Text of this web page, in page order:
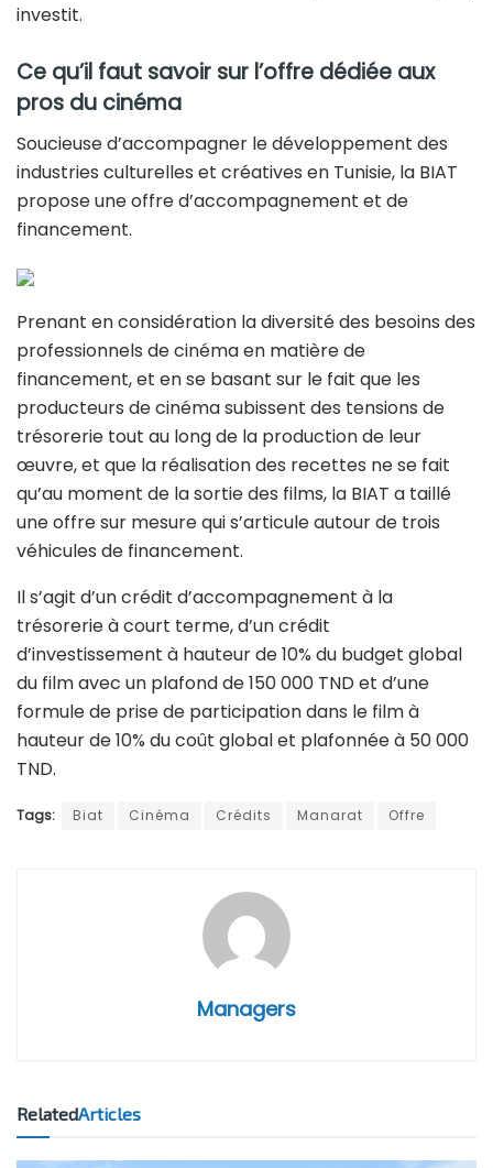
investit.
Ce qu’il faut savoir sur l’offre dédiée aux
pros du cinéma
Soucieuse d’accompagner le développement des
industries culturelles et créatives en Tunisie, la BIAT
propose une offre d’accompagnement et de
financement.
Prenant en considération la diversité des besoins des
professionnels de cinéma en matière de
financement, et en se basant sur le fait que les
producteurs de cinéma subissent des tensions de
trésorerie tout au long de la production de leur
œuvre, et que la réalisation des recettes ne se fait
qu’au moment de la sortie des films, la BIAT a taillé
une offre sur mesure qui s’articule autour de trois
véhicules de financement.
Il s’agit d’un crédit d’accompagnement à la
trésorerie à court terme, d’un crédit
d’investissement à hauteur de 10% du budget global
du film avec un plafond de 150 000 TND et d’une
formule de prise de participation dans le film à
hauteur de 10% du coût global et plafonnée à 50 000
TND.
Tags: Biat Cinéma Crédits Manarat Offre
Managers
RelatedArticles